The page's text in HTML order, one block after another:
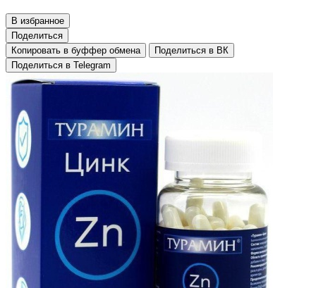
В избранное
Поделиться
Копировать в буффер обмена
Поделиться в ВК
Поделиться в Telegram